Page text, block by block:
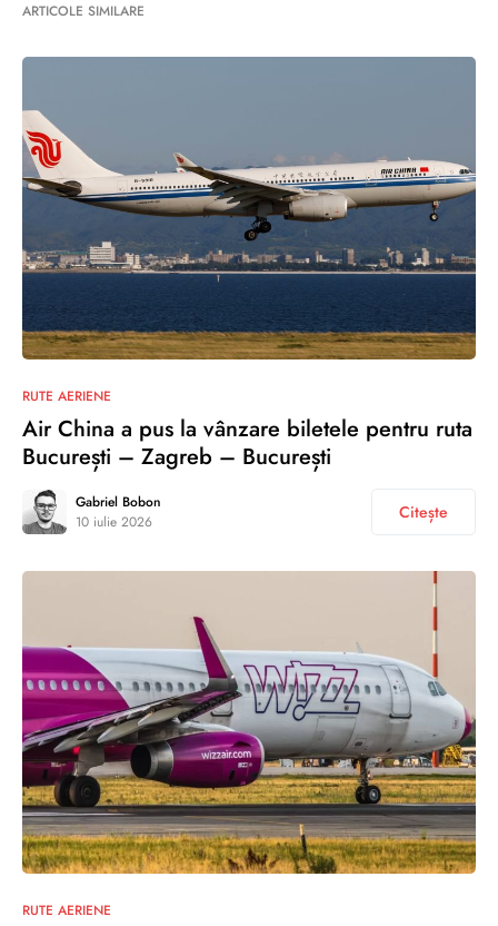
ARTICOLE SIMILARE
RUTE AERIENE
Air China a pus la vânzare biletele pentru ruta
București – Zagreb – București
Gabriel Bobon
10 iulie 2026
Citește
RUTE AERIENE